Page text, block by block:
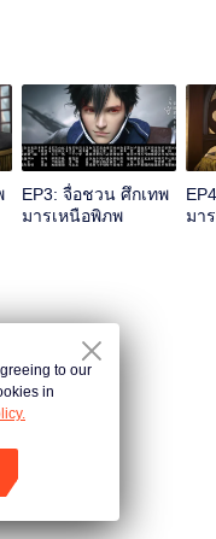
นวาดโลกที่พิเศษและ
งที่ฮึกเหิมและเศร้าระทม...
EP3: จื่อชวน ศึกเทพ
มารเหนือพิภพ
มา
to our
in